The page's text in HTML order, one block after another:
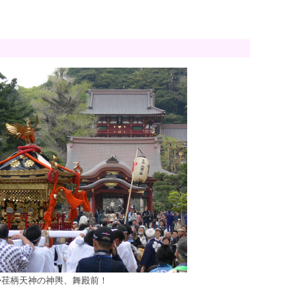
柄天神の神輿、舞殿前！